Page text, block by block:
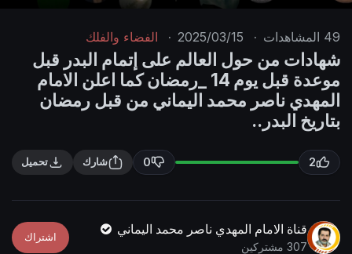
M
u
t
e
t
i
n
s
P
n
r
l
s
r
49 المشاهدات ·
2025/03/15
· الفضاء والفلك
شهادات من حول العالم على إتمام البدر قبل
موعدة قبل يوم 14 _رمضان كما اعلن الامام
المهدي ناصر محمد اليماني من قبل رمضان
بتاريخ البدر..
2
0 شارك تحميل
قناة الامام المهدي ناصر محمد اليماني
307 مشتركين
اشتراك